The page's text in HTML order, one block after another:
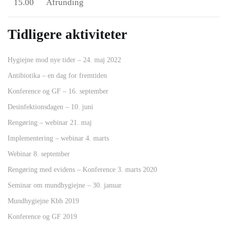
15.00 Afrunding
Tidligere aktiviteter
Hygiejne mod nye tider – 24. maj 2022
Antibiotika – en dag for fremtiden
Konference og GF – 16. september
Desinfektionsdagen – 10. juni
Rengøring – webinar 21. maj
Implementering – webinar 4. marts
Webinar 8. september
Rengøring med evidens – Konference 3. marts 2020
Seminar om mundhygiejne – 30. januar
Mundhygiejne Kbh 2019
Konference og GF 2019